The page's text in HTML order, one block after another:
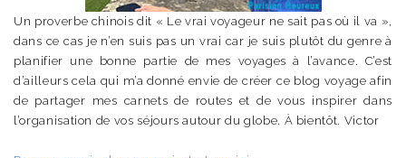
Un proverbe chinois dit « Le vrai voyageur ne sait pas où il va »,
dans ce cas je n’en suis pas un vrai car je suis plutôt du genre à
planifier une bonne partie de mes voyages à l’avance. C’est
d’ailleurs cela qui m’a donné envie de créer ce blog voyage afin
de partager mes carnets de routes et de vous inspirer dans
l’organisation de vos séjours autour du globe. À bientôt. Victor